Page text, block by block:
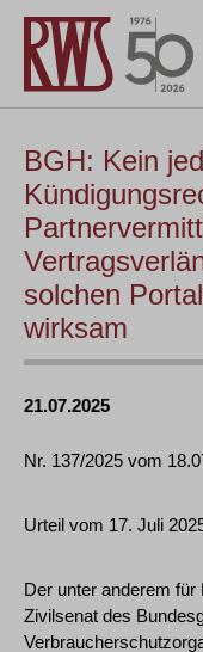
BGH: Kein
solchen
wirksam
21.07.2025
Nr. 137/2025 vom
Urteil vom 17. Juli
Der unter anderem
Zivilsenat des